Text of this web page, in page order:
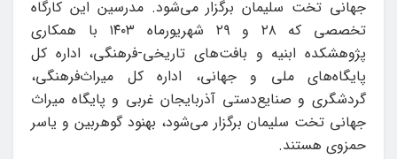
جهانی تخت سلیمان برگزار می‌شود. مدرسین این کارگاه
تخصصی که ۲۸ و ۲۹ شهریورماه ۱۴۰۳ با همکاری
پژوهشکده ابنیه و بافت‌های تاریخی-فرهنگی، اداره کل
پایگاه‌های ملی و جهانی، اداره کل میراث‌فرهنگی،
گردشگری و صنایع‌دستی آذربایجان غربی و پایگاه میراث‌
جهانی تخت سلیمان برگزار می‌شود، بهنود گوهربین و یاسر
حمزوی هستند.